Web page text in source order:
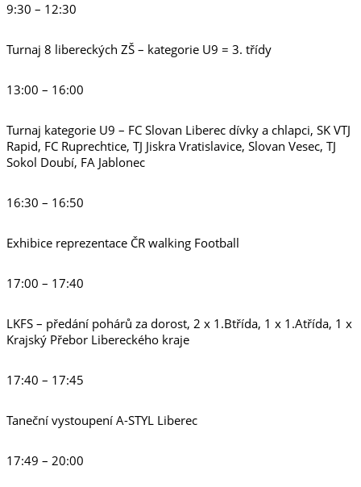
9:30 – 12:30
Turnaj 8 libereckých ZŠ – kategorie U9 = 3. třídy
13:00 – 16:00
Turnaj kategorie U9 – FC Slovan Liberec dívky a chlapci, SK VTJ
Rapid, FC Ruprechtice, TJ Jiskra Vratislavice, Slovan Vesec, TJ
Sokol Doubí, FA Jablonec
16:30 – 16:50
Exhibice reprezentace ČR walking Football
17:00 – 17:40
LKFS – předání pohárů za dorost, 2 x 1.Btřída, 1 x 1.Atřída, 1 x
Krajský Přebor Libereckého kraje
17:40 – 17:45
Taneční vystoupení A-STYL Liberec
17:49 – 20:00